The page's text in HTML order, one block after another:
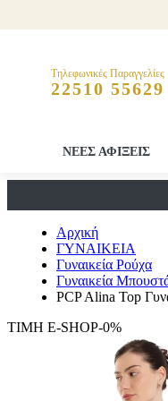
Τηλεφωνικές Παραγγελίες
22510 55629
ΝΕΕΣ ΑΦΙΞΕΙΣ
Αρχική
ΓΥΝΑΙΚΕΙΑ
Γυναικεία Ρούχα
Γυναικεία
PCP Alina Top
ΤΙΜΗ E-SHOP-0%